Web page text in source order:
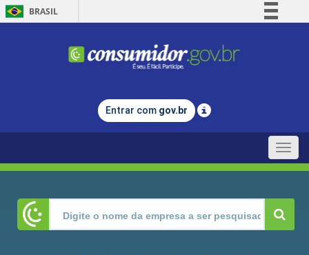
BRASIL
Comunica BR
Legislação
Entrar com gov.br
Toggle